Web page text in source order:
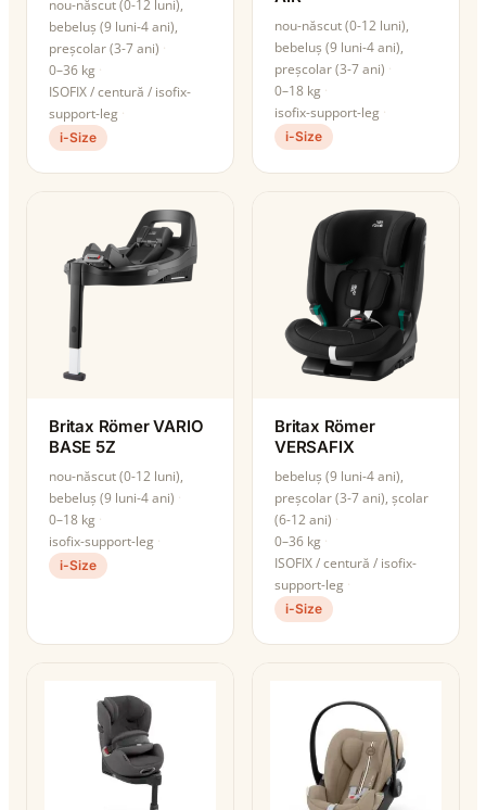
nou-născut (0-12 luni),
bebeluș (9 luni-4 ani),
preșcolar (3-7 ani)
0–36 kg
ISOFIX / centură / isofix-
support-leg
i-Size
nou-născut (0-12 luni),
bebeluș (9 luni-4 ani),
preșcolar (3-7 ani)
0–18 kg
isofix-support-leg
i-Size
Britax Römer VARIO
BASE 5Z
nou-născut (0-12 luni),
bebeluș (9 luni-4 ani)
0–18 kg
isofix-support-leg
i-Size
Britax Römer
VERSAFIX
bebeluș (9 luni-4 ani),
preșcolar (3-7 ani), școlar
(6-12 ani)
0–36 kg
ISOFIX / centură / isofix-
support-leg
i-Size